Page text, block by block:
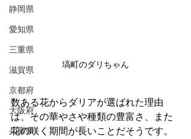
静岡県
愛知県
三重県
滋賀県
京都府
大阪府
兵庫県
塙町のダリちゃん
数ある花からダリアが選ばれた理由
は、その華やさや種類の豊富さ、また
花の咲く期間が長いことだそうです。